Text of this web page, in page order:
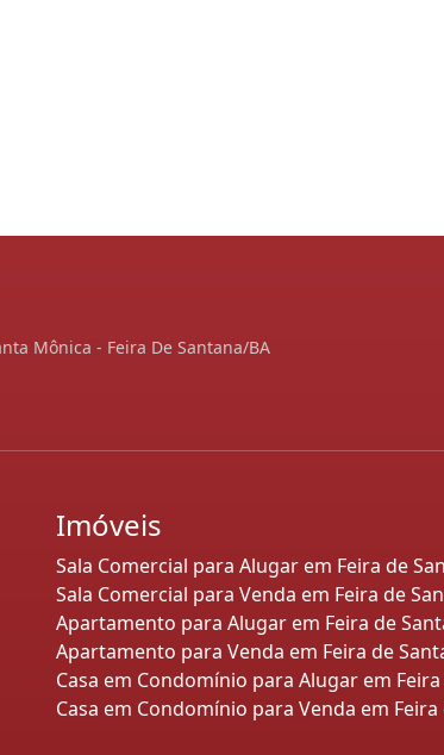
Mônica - Feira De Santana/BA
Imóveis
Sala Comercial para Alugar em Feira de
Sala Comercial para Venda em Feira de
Apartamento para Alugar em Feira de
Apartamento para Venda em Feira de
Casa em Condomínio para Alugar em
Casa em Condomínio para Venda em Feira